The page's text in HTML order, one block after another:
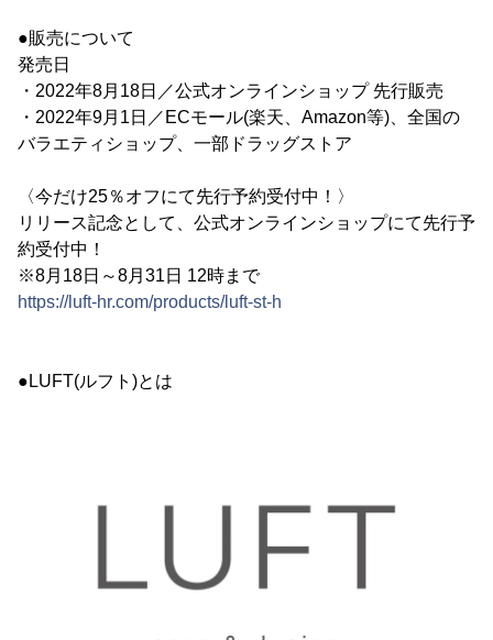
●販売について
発売日
・2022年8月18日／公式オンラインショップ 先行販売
・2022年9月1日／ECモール(楽天、Amazon等)、全国の
バラエティショップ、一部ドラッグストア
〈今だけ25％オフにて先行予約受付中！〉
リリース記念として、公式オンラインショップにて先行予
約受付中！
※8月18日～8月31日 12時まで
https://luft-hr.com/products/luft-st-h
●LUFT(ルフト)とは